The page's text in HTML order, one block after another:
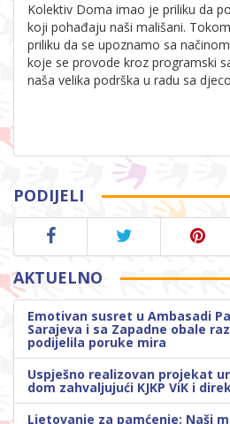
Kolektiv Doma imao je priliku da
koji pohađaju naši mališani.
priliku da se upoznamo sa
koje se provode kroz programski
naša velika podrška u radu sa
PODIJELI
AKTUELNO
Emotivan susret u Ambasadi
Sarajeva i sa Zapadne obale
podijelila poruke mira
Uspješno realizovan projekat
dom zahvaljujući KJKP ViK i
Ljetovanje za pamćenje: Naši